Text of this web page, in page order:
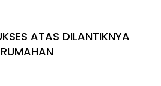
ATAS DILANTIKNYA